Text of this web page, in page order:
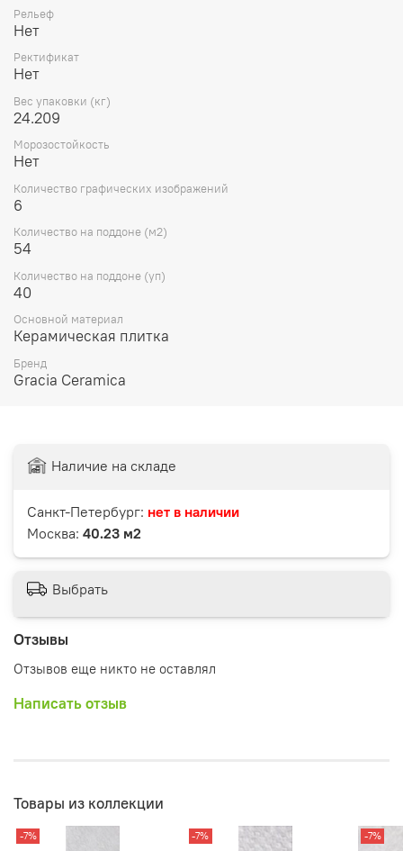
Рельеф
Нет
Ректификат
Нет
Вес упаковки (кг)
24.209
Морозостойкость
Нет
Количество графических изображений
6
Количество на поддоне (м2)
54
Количество на поддоне (уп)
40
Основной материал
Керамическая плитка
Бренд
Gracia Ceramica
Отзывы
Отзывов еще никто не оставлял
Написать отзыв
Наличие на складе
Санкт-Петербург: нет в наличии
Москва: 40.23 м2
Выбрать
Товары из коллекции
-7% -7% -7%